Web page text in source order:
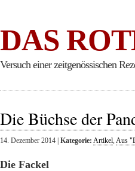
DAS
Versuch einer zeitgenössischen
Die Büchse der
14. Dezember 2014 | Kategorie: Artikel, Aus
Die Fackel